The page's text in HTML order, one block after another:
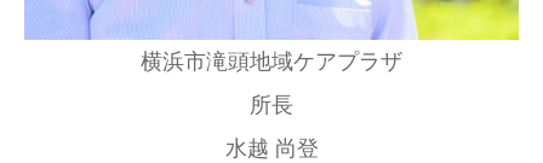
横浜市滝頭地域ケアプラザ
所長
水越 尚登